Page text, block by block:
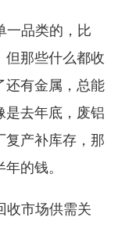
一品类的，比
但那些什么都收
还有金属，总能
是去年底，废铝
复产补库存，那
的钱。
收市场供需关